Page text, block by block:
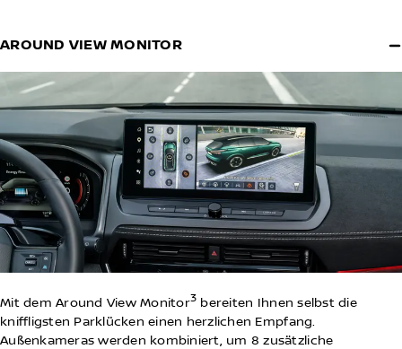
AROUND VIEW MONITOR
Mit dem Around View Monitor3 bereiten Ihnen selbst die
kniffligsten Parklücken einen herzlichen Empfang.
Außenkameras werden kombiniert, um 8 zusätzliche